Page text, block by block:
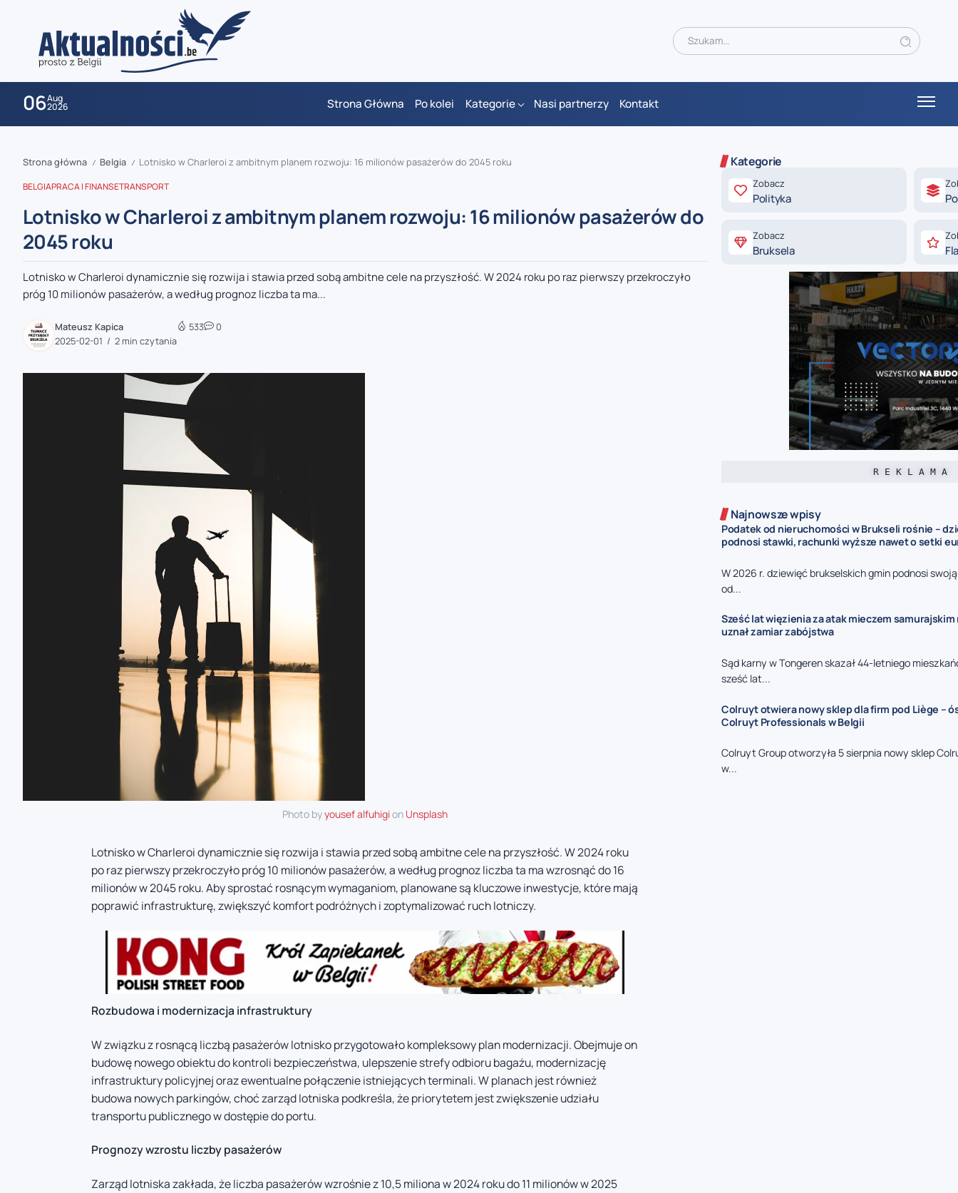
06Aug
2026 Strona Główna Po kolei Kategorie Nasi partnerzy Kontakt
zaobserwuj nas
zaobserwuj nas
zaobserwuj nas
Strona główna / Belgia / Lotnisko w Charleroi z ambitnym planem rozwoju: 16 milionów pasażerów do 2045 roku
BELGIAPRACA I FINANSETRANSPORT
Lotnisko w Charleroi z ambitnym planem rozwoju: 16 milionów pasażerów do
2045 roku
Lotnisko w Charleroi dynamicznie się rozwija i stawia przed sobą ambitne cele na przyszłość. W 2024 roku po raz pierwszy przekroczyło
próg 10 milionów pasażerów, a według prognoz liczba ta ma...
Mateusz Kapica
2025-02-01
2 min czytania
533 0
Photo byyousef alfuhigion Unsplash
Lotnisko w Charleroi dynamicznie się rozwija i stawia przed sobą ambitne cele na przyszłość. W 2024 roku
po raz pierwszy przekroczyło próg 10 milionów pasażerów, a według prognoz liczba ta ma wzrosnąć do 16
milionów w 2045 roku. Aby sprostać rosnącym wymaganiom, planowane są kluczowe inwestycje, które mają
poprawić infrastrukturę, zwiększyć komfort podróżnych i zoptymalizować ruch lotniczy.
Rozbudowa i modernizacja infrastruktury
W związku z rosnącą liczbą pasażerów lotnisko przygotowało kompleksowy plan modernizacji. Obejmuje on
budowę nowego obiektu do kontroli bezpieczeństwa, ulepszenie strefy odbioru bagażu, modernizację
infrastruktury policyjnej oraz ewentualne połączenie istniejących terminali. W planach jest również
budowa nowych parkingów, choć zarząd lotniska podkreśla, że priorytetem jest zwiększenie udziału
transportu publicznego w dostępie do portu.
Prognozy wzrostu liczby pasażerów
Zarząd lotniska zakłada, że liczba pasażerów wzrośnie z 10,5 miliona w 2024 roku do 11 milionów w 2025
Kategorie
Zobacz
Polityka
Zobacz
Bruksela
R E K L A M A
Najnowsze wpisy
Podatek od nieruchomości w Brukseli rośnie –
podnosi stawki, rachunki wyższe nawet o setki
W 2026 r. dziewięć brukselskich gmin podnosi
od...
Sześć lat więzienia za atak mieczem samurajskim
uznał zamiar zabójstwa
Sąd karny w Tongeren skazał 44-letniego
sześć lat...
Colruyt otwiera nowy sklep dla firm pod Liège –
Colruyt Professionals w Belgii
Colruyt Group otworzyła 5 sierpnia nowy sklep
w...